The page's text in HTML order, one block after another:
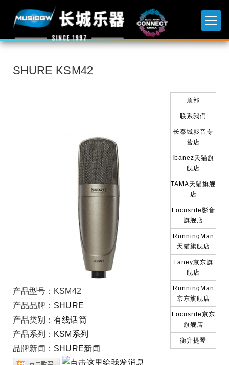
SHURE KSM42
产品型号： KSM42
产品品牌： SHURE
产品类别：有线话筒
产品系列： KSM系列
品牌新闻： SHURE新闻
顶部
联系我们
长秦城影音专
营店
Ibanez天猫旗
舰店
TAMA天猫旗舰
店
Focusrite影音
旗舰店
RunningMan
天猫旗舰店
Laney京东旗
舰店
RunningMan
京东旗舰店
Focusrite京东
旗舰店
衡升提琴